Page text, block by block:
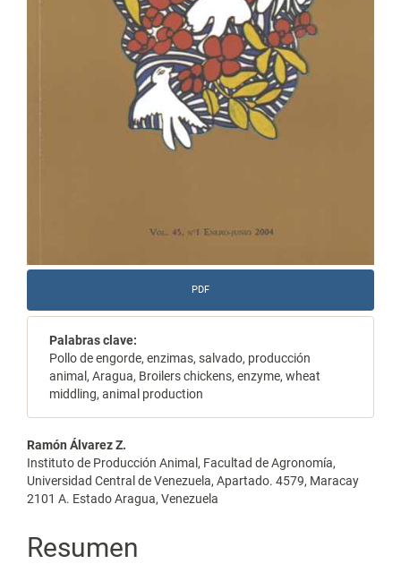
PDF
Palabras clave:
Pollo de engorde, enzimas, salvado, producción
animal, Aragua, Broilers chickens, enzyme, wheat
middling, animal production
Contenido
principal
del
artículo
Ramón Álvarez Z.
Instituto de Producción Animal, Facultad de Agronomía,
Universidad Central de Venezuela, Apartado. 4579, Maracay
2101 A. Estado Aragua, Venezuela
Resumen